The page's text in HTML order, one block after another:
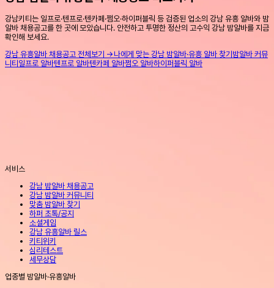
강남키티는 일프로·텐프로·텐카페·쩜오·하이퍼블릭 등 검증된 업소의 강남 유흥 알바와 밤
알바 채용공고를 한 곳에 모았습니다. 안전하고 투명한 정산의 고수익 강남 밤알바를 지금
확인해 보세요.
강남 유흥알바 채용공고 전체보기 → 나에게 맞는 강남 밤알바·유흥 알바 찾기 밤알바 커뮤
니티 일프로 알바텐프로 알바텐카페 알바쩜오 알바하이퍼블릭 알바
서비스
강남 밤알바 채용공고
강남 밤알바 커뮤니티
맞춤 밤알바 찾기
하퍼 초톡/공지
소셜게임
강남 유흥알바 릴스
키티위키
심리테스트
세무상담
업종별 밤알바·유흥알바